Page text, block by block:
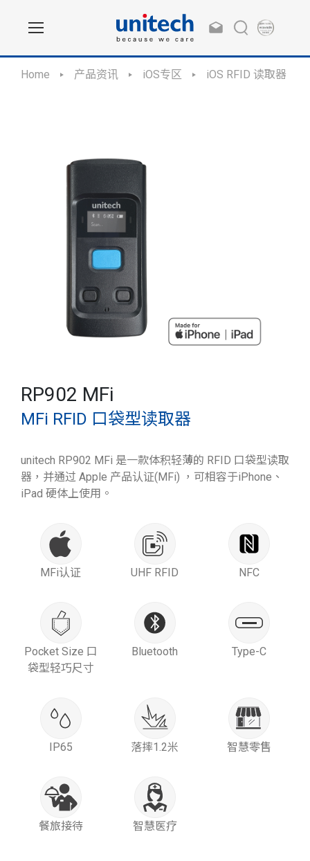
Home 产品资讯 iOS专区 iOS RFID 读取器
RP902 MFi
MFi RFID 口袋型读取器
unitech RP902 MFi 是一款体积轻薄的 RFID 口袋型读取
器，并通过 Apple 产品认证(MFi) ，可相容于iPhone、
iPad 硬体上使用。
MFi认证 UHF RFID NFC
Pocket Size 口
袋型轻巧尺寸
Bluetooth Type-C
IP65 落摔1.2米 智慧零售
餐旅接待 智慧医疗